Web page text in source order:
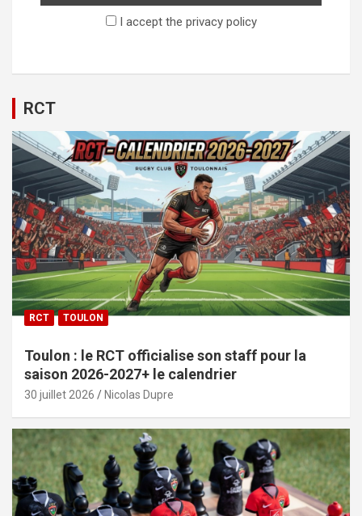
I accept the privacy policy
RCT
RCT TOULON
Toulon : le RCT officialise son staff pour la
saison 2026-2027+ le calendrier
30 juillet 2026 Nicolas Dupre